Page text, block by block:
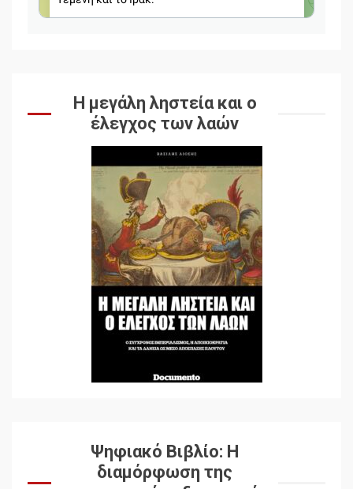
Η μεγάλη ληστεία και ο
έλεγχος των λαών
Ψηφιακό Βιβλίο: Η
διαμόρφωση της